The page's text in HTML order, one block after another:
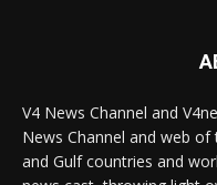
V4 News Channel and
News Channel and web
and Gulf countries and